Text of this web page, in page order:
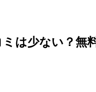
は少ない？無